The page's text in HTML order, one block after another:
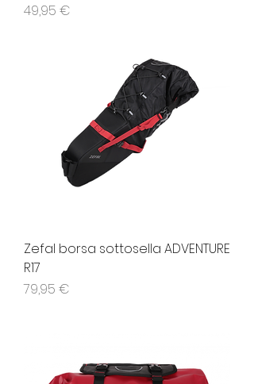
Prezzo
49,95 €
Zefal borsa sottosella ADVENTURE
R17
Prezzo
79,95 €